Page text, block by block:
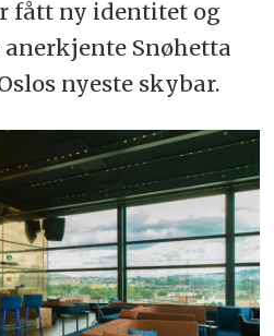
fått ny identitet og
Snøhetta
nyeste skybar.